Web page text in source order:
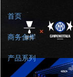
首页
商务合作
产品系列